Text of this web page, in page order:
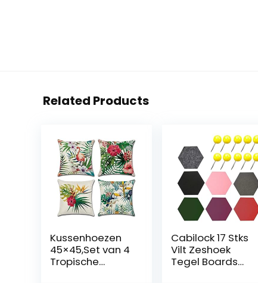
Related Products
Kussenhoezen
45×45,Set van 4
Tropische
Cabilock 17 Stks
Vilt Zeshoek
Tegel Boards